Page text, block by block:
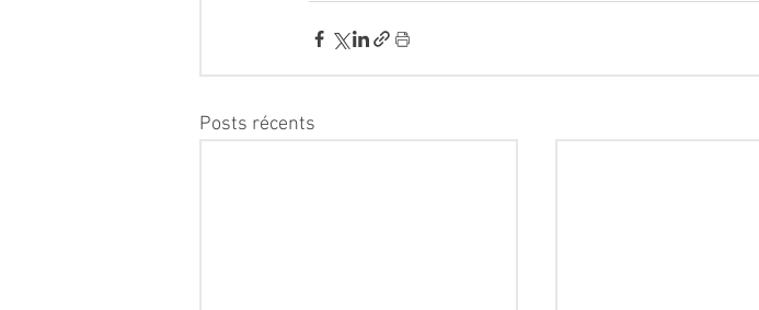
Posts récents